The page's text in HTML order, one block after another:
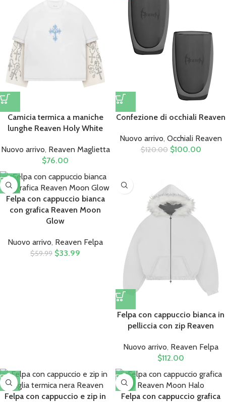
Camicia termica a maniche
lunghe Reaven Holy White
Nuovo arrivo, Reaven Maglietta
$76.00
Confezione di occhiali Reaven
Nuovo arrivo, Occhiali Reaven
$120.00 $100.00
-43%
Felpa con cappuccio bianca
con grafica Reaven Moon
Glow
Nuovo arrivo, Reaven Felpa​
$59.99 $33.99
Felpa con cappuccio bianca in
pelliccia con zip Reaven
Nuovo arrivo, Reaven Felpa​
$112.00
Felpa con cappuccio e zip in
-23%
Felpa con cappuccio grafica